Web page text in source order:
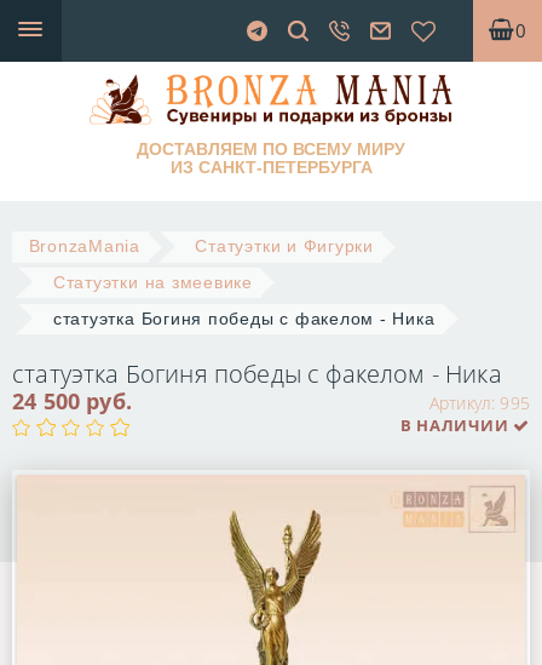
0
ДОСТАВЛЯЕМ ПО ВСЕМУ МИРУ
ИЗ САНКТ-ПЕТЕРБУРГА
BronzaMania
Статуэтки и Фигурки
Статуэтки на змеевике
статуэтка Богиня победы с факелом - Ника
статуэтка Богиня победы с факелом - Ника
Артикул: 995
24 500 руб.
В НАЛИЧИИ